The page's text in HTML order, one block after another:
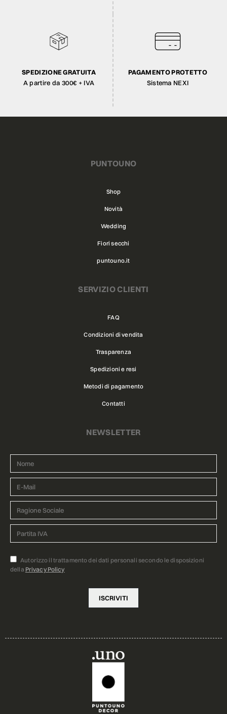
SPEDIZIONE GRATUITA
A partire da 300€ + IVA
PAGAMENTO PROTETTO
Sistema NEXI
PUNTOUNO
Shop
Novità
Wedding
Fiori secchi
puntouno.it
SERVIZIO CLIENTI
FAQ
Condizioni di vendita
Trasparenza
Spedizioni e resi
Metodi di pagamento
Contatti
NEWSLETTER
Autorizzo il trattamento dei dati personali secondo le disposizioni
della Privacy Policy